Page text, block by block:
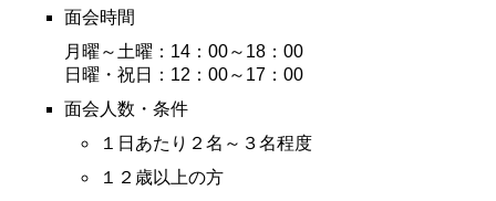
面会時間
月曜～土曜：14：00～18：00
日曜・祝日：12：00～17：00
面会人数・条件
１日あたり２名～３名程度
１２歳以上の方